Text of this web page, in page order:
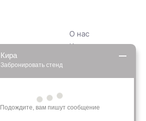
О нас
Контакты
Кира
Забронировать стенд
Подождите, вам пишут сообщение